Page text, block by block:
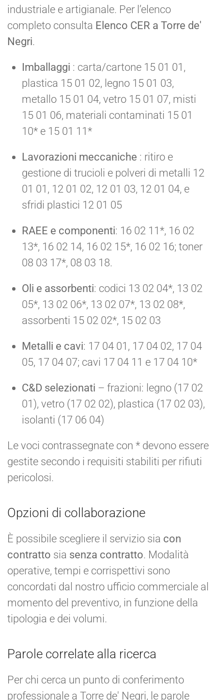
industriale e artigianale. Per l’elenco
completo consulta Elenco CER a Torre de'
Negri.
Imballaggi : carta/cartone 15 01 01,
plastica 15 01 02, legno 15 01 03,
metallo 15 01 04, vetro 15 01 07, misti
15 01 06, materiali contaminati 15 01
10* e 15 01 11*
Lavorazioni meccaniche : ritiro e
gestione di trucioli e polveri di metalli 12
01 01, 12 01 02, 12 01 03, 12 01 04, e
sfridi plastici 12 01 05
RAEE e componenti: 16 02 11*, 16 02
13*, 16 02 14, 16 02 15*, 16 02 16; toner
08 03 17*, 08 03 18.
Oli e assorbenti: codici 13 02 04*, 13 02
05*, 13 02 06*, 13 02 07*, 13 02 08*,
assorbenti 15 02 02*, 15 02 03
Metalli e cavi: 17 04 01, 17 04 02, 17 04
05, 17 04 07; cavi 17 04 11 e 17 04 10*
C&D selezionati – frazioni: legno (17 02
01), vetro (17 02 02), plastica (17 02 03),
isolanti (17 06 04)
Le voci contrassegnate con * devono essere
gestite secondo i requisiti stabiliti per rifiuti
pericolosi.
Opzioni di collaborazione
È possibile scegliere il servizio sia con
contratto sia senza contratto. Modalità
operative, tempi e corrispettivi sono
concordati dal nostro ufficio commerciale al
momento del preventivo, in funzione della
tipologia e dei volumi.
Parole correlate alla ricerca
Per chi cerca un punto di conferimento
professionale a Torre de' Negri, le parole